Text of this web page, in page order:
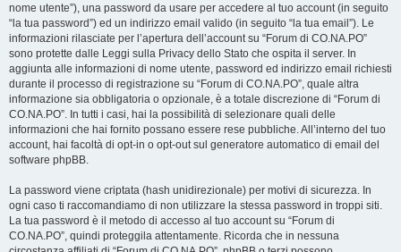
nome utente”), una password da usare per accedere al tuo account (in seguito
“la tua password”) ed un indirizzo email valido (in seguito “la tua email”). Le
informazioni rilasciate per l’apertura dell’account su “Forum di CO.NA.PO”
sono protette dalle Leggi sulla Privacy dello Stato che ospita il server. In
aggiunta alle informazioni di nome utente, password ed indirizzo email richiesti
durante il processo di registrazione su “Forum di CO.NA.PO”, quale altra
informazione sia obbligatoria o opzionale, è a totale discrezione di “Forum di
CO.NA.PO”. In tutti i casi, hai la possibilità di selezionare quali delle
informazioni che hai fornito possano essere rese pubbliche. All’interno del tuo
account, hai facoltà di opt-in o opt-out sul generatore automatico di email del
software phpBB.
La password viene criptata (hash unidirezionale) per motivi di sicurezza. In
ogni caso ti raccomandiamo di non utilizzare la stessa password in troppi siti.
La tua password è il metodo di accesso al tuo account su “Forum di
CO.NA.PO”, quindi proteggila attentamente. Ricorda che in nessuna